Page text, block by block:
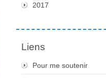
2017
Liens
Pour me soutenir